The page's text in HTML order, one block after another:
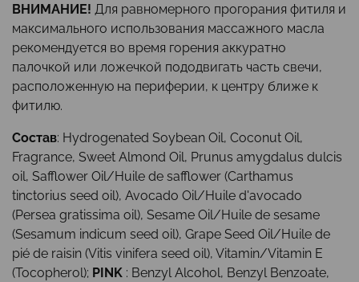
ВНИМАНИЕ! ​Для равномерного прогорания фитиля и
максимального использования массажного масла
рекомендуется во время горения аккуратно
палочкой или ложечкой пододвигать часть свечи,
расположенную на периферии, к центру ближе к
фитилю.
Состав: Hydrogenated Soybean Oil, Coconut Oil,
Fragrance, Sweet Almond Oil, Prunus amygdalus dulcis
oil, Safflower Oil/Huile de safflower (Carthamus
tinctorius seed oil), Avocado Oil/Huile d'avocado
(Persea gratissima oil), Sesame Oil/Huile de sesame
(Sesamum indicum seed oil), Grape Seed Oil/Huile de
pié de raisin (Vitis vinifera seed oil), Vitamin/Vitamin E
(Tocopherol); PINK : Benzyl Alcohol, Benzyl Benzoate,